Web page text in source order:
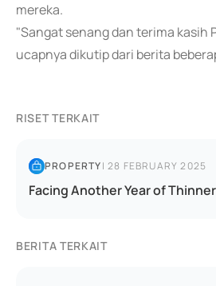
mereka.
"Sangat senang dan terima kasih
ucapnya dikutip dari berita
RISET TERKAIT
PROPERTY|28 FEBRUARY 2025
Facing Another Year of
BERITA TERKAIT